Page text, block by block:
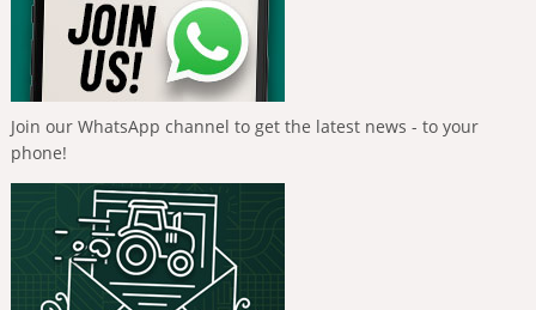
Join our WhatsApp channel to get the latest news - to your
phone!